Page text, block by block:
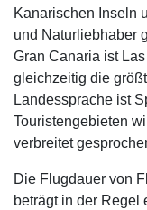
Kanarischen Inseln
und Naturliebhaber
Gran Canaria ist
gleichzeitig die
Landessprache ist
Touristengebieten
verbreitet
Die Flugdauer von
beträgt in der Regel